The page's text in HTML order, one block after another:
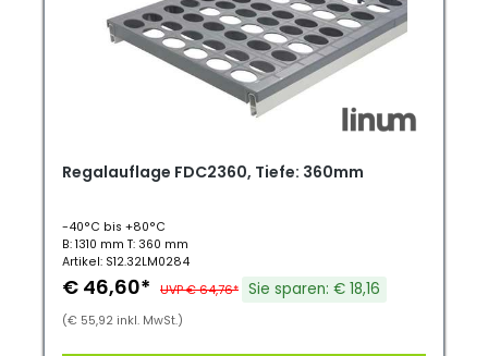
Regalauflage FDC2360, Tiefe: 360mm
-40°C bis +80°C
B: 1310 mm T: 360 mm
Artikel: S12.32LM0284
€ 46,60* UVP € 64,76* Sie sparen: € 18,16
(€ 55,92 inkl. MwSt.)